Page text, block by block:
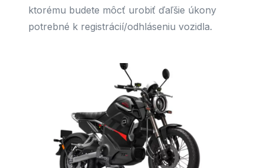
ktorému budete môcť urobiť ďaľšie úkony
potrebné k registrácií/odhláseniu vozidla.